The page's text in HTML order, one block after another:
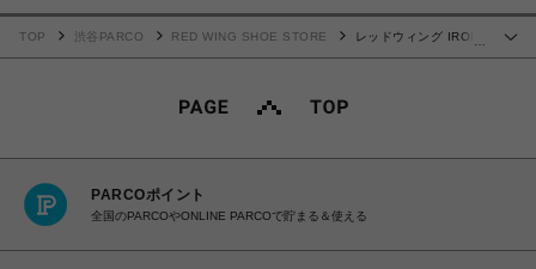
TOP 渋谷PARCO RED WING SHOE STORE
レッドウィング IRON
PARCOポイント
全国のPARCOやONLINE PARCOで貯まる＆使える